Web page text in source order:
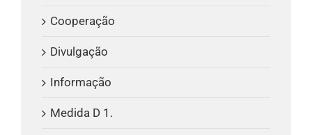
Cooperação
Divulgação
Informação
Medida D 1.